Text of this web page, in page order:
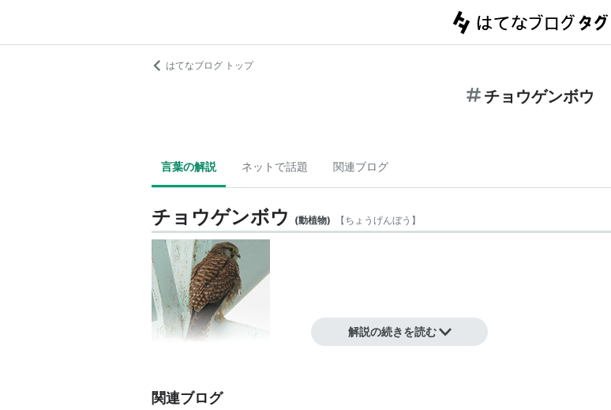
はてなブログ トップ
チョウゲンボウ
言葉の解説 ネットで話題 関連ブログ
チョウゲンボウ (動植物) 【ちょうげんぼう 】
英名 Common Kestrel 学名 Falco tinnunculus
解説の続きを読む
関連ブログ